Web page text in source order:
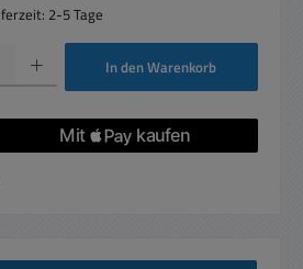
2-5 Tage
Wert ein oder benutze die Schaltflächen um
In den Warenkorb